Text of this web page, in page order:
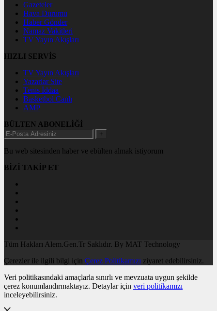
Gazeteler
Hava Durumu
Haber Gönder
Namaz Vakitleri
TV Yayın Akışları
HIZLI SERVİS
TV Yayın Akışları
Yazarlar Site
Tenis İddaa
Basketbol Canlı
AMP
BÜLTEN ABONELİĞİ
+
Bu web sitesinden haber ve ebülten almak istiyorum
BİZİ TAKİP ET
Tüm Hakları Alem.Gen.Tr Saklıdır. By MAT Technology
Çerezler ile ilgili bilgi için Çerez Politikamızı ziyaret edebilirsiniz.
Veri politikasındaki amaçlarla sınırlı ve mevzuata uygun şekilde
çerez konumlandırmaktayız. Detaylar için veri politikamızı
inceleyebilirsiniz.